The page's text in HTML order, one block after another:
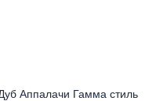
Аппалачи Гамма стиль